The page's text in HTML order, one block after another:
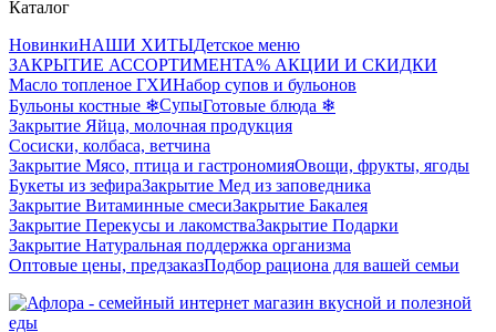
Каталог
НовинкиНАШИ ХИТЫДетское меню
ЗАКРЫТИЕ АССОРТИМЕНТА% АКЦИИ И СКИДКИ
Масло топленое ГХИНабор супов и бульонов
Бульоны костные ❄СупыГотовые блюда ❄
Закрытие Яйца, молочная продукция
Сосиски, колбаса, ветчина
Закрытие Мясо, птица и гастрономияОвощи, фрукты, ягоды
Букеты из зефираЗакрытие Мед из заповедника
Закрытие Витаминные смесиЗакрытие Бакалея
Закрытие Перекусы и лакомстваЗакрытие Подарки
Закрытие Натуральная поддержка организма
Оптовые цены, предзаказПодбор рациона для вашей семьи